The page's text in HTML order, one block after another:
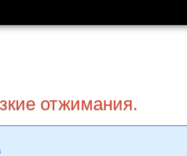
отжимания.